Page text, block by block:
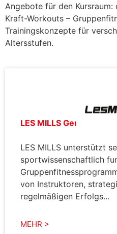
Angebote für den
Kraft-Workouts –
Trainingskonzepte für
Altersstufen.
LES MILLS Germany
LES MILLS unterstützt
sportwissenschaftlich
von Instruktoren,
regelmäßigen Erfolgs...
MEHR >